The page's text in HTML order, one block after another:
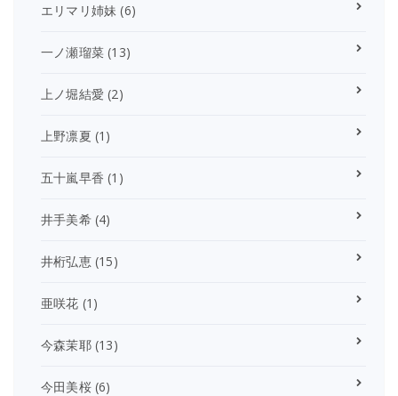
エリマリ姉妹 (6)
一ノ瀬瑠菜 (13)
上ノ堀結愛 (2)
上野凛夏 (1)
五十嵐早香 (1)
井手美希(4)
井桁弘恵(15)
亜咲花 (1)
今森茉耶(13)
今田美桜(6)